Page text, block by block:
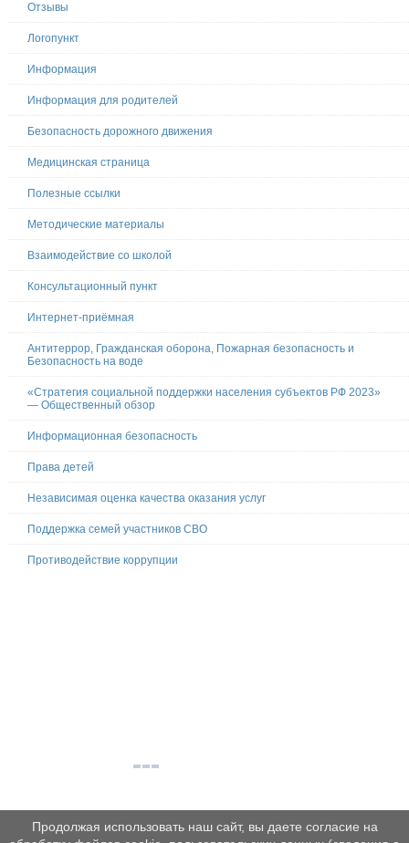
Отзывы
Логопункт
Информация
Информация для родителей
Безопасность дорожного движения
Медицинская страница
Полезные ссылки
Методические материалы
Взаимодействие со школой
Консультационный пункт
Интернет-приёмная
Антитеррор, Гражданская оборона, Пожарная безопасность и
Безопасность на воде
«Стратегия социальной поддержки населения субъектов РФ 2023»
— Общественный обзор
Информационная безопасность
Права детей
Независимая оценка качества оказания услуг
Поддержка семей участников СВО
Противодействие коррупции
Продолжая использовать наш сайт, вы даете согласие на